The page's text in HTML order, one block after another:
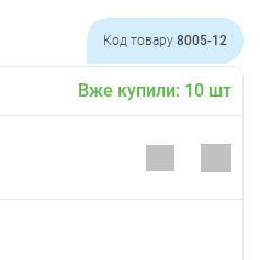
Код товару 8005-12
Вже купили: 10 шт